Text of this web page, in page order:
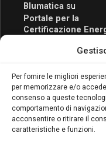
Per fornire le migliori
per memorizzare e/o
consenso a queste
comportamento di
acconsentire o ritirare il
caratteristiche e funzioni.
Blumaticasu
Portale per la
Certificazione
scopri il Corso
Blumaticasu
Coordinatore della
Sicurezza: cosa è
richiesto per
e aggiornamento